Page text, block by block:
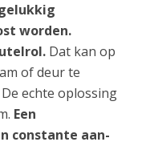
worden.
Dat kan op
of deur te
echte oplossing
Een
constante aan-